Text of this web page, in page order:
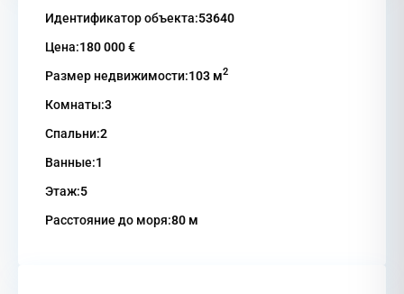
Идентификатор объекта:53640
Цена:180 000 €
Размер недвижимости:103 м2
Комнаты:3
Спальни:2
Ванные:1
Этаж:5
Расстояние до моря:80 м